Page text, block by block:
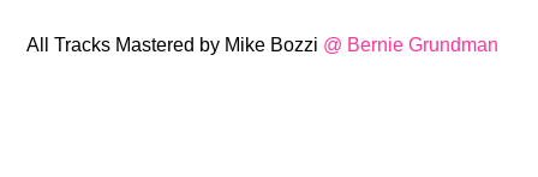
All Tracks Mastered by Mike Bozzi @ Bernie Grundman